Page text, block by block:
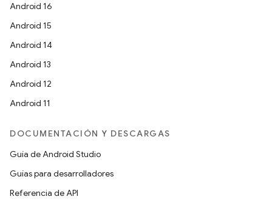
Android 16
Android 15
Android 14
Android 13
Android 12
Android 11
DOCUMENTACIÓN Y DESCARGAS
Guía de Android Studio
Guías para desarrolladores
Referencia de API